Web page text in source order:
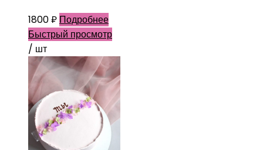
1800₽ Подробнее
Быстрый просмотр
/ шт